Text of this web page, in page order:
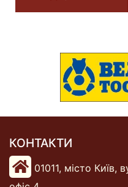
КОНТАКТИ
01011, місто Київ,